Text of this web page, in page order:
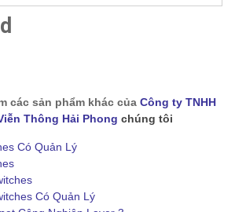
các sản phẩm khác của Công ty TNHH
Thông Hải Phong chúng tôi
Có Quản Lý
Có Quản Lý